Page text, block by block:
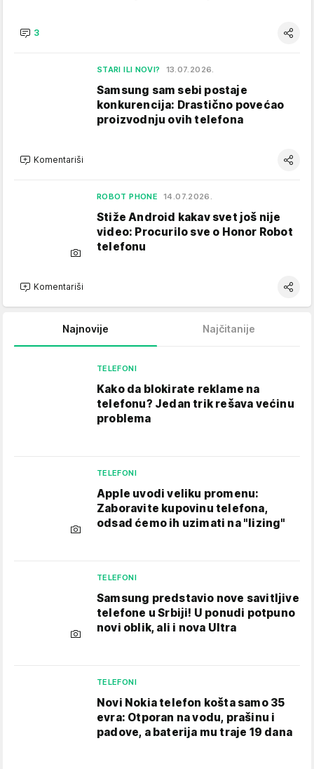
3
STARI ILI NOVI? 13.07.2026.
Samsung sam sebi postaje
konkurencija: Drastično povećao
proizvodnju ovih telefona
Komentariši
ROBOT PHONE 14.07.2026.
Stiže Android kakav svet još nije
video: Procurilo sve o Honor Robot
telefonu
Komentariši
Najnovije Najčitanije
TELEFONI
Kako da blokirate reklame na
telefonu​? Jedan trik rešava većinu
problema
TELEFONI
Apple uvodi veliku promenu:
Zaboravite kupovinu telefona,
odsad ćemo ih uzimati na "lizing"
TELEFONI
Samsung predstavio nove savitljive
telefone u Srbiji! U ponudi potpuno
novi oblik, ali i nova Ultra
TELEFONI
Novi Nokia telefon košta samo 35
evra: Otporan na vodu, prašinu i
padove, a baterija mu traje 19 dana